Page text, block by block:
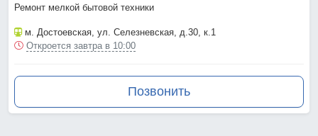
Ремонт мелкой бытовой техники
м. Достоевская , ул. Селезневская, д.30, к.1
Откроется завтра в 10:00
Позвонить